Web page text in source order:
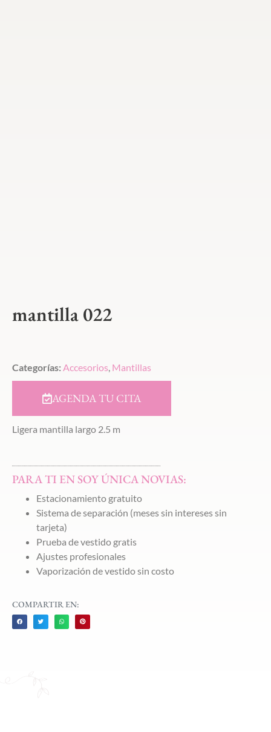
mantilla 022
Categorías: Accesorios Mantillas
AGENDA TU CITA
Ligera mantilla largo 2.5 m
PARA TI EN SOY ÚNICA NOVIAS:
Estacionamiento gratuito
Sistema de separación (meses sin intereses sin
tarjeta)
Prueba de vestido gratis
Ajustes profesionales
Vaporización de vestido sin costo
COMPARTIR EN: